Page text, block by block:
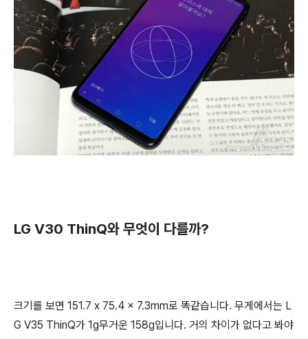
LG V30 ThinQ와 무엇이 다를까?
크기를 보면 151.7 x 75.4 x 7.3mm로 똑같습니다. 무게에서는 L
G V35 ThinQ가 1g무거운 158g입니다. 거의 차이가 없다고 봐야